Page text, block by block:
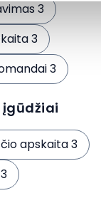
3
3
3
apskaita 3